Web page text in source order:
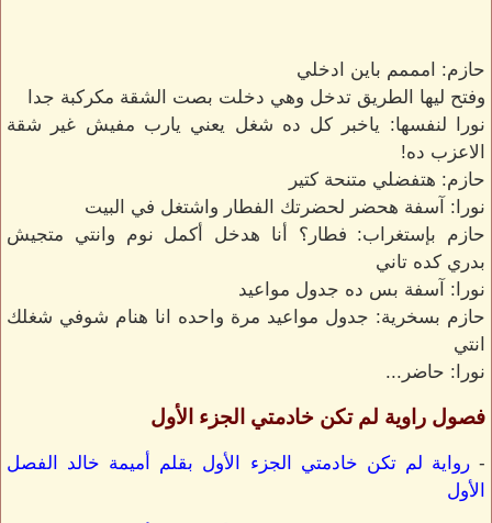
حازم: امممم باين ادخلي
وفتح ليها الطريق تدخل وهي دخلت بصت الشقة مكركبة جدا
نورا لنفسها: ياخبر كل ده شغل يعني يارب مفيش غير شقة
الاعزب ده!
حازم: هتفضلي متنحة كتير
نورا: آسفة هحضر لحضرتك الفطار واشتغل في البيت
حازم بإستغراب: فطار؟ أنا هدخل أكمل نوم وانتي متجيش
بدري كده تاني
نورا: آسفة بس ده جدول مواعيد
حازم بسخرية: جدول مواعيد مرة واحده انا هنام شوفي شغلك
انتي
نورا: حاضر...
فصول راوية لم تكن خادمتي الجزء الأول
-رواية لم تكن خادمتي الجزء الأول بقلم أميمة خالد الفصل
الأول